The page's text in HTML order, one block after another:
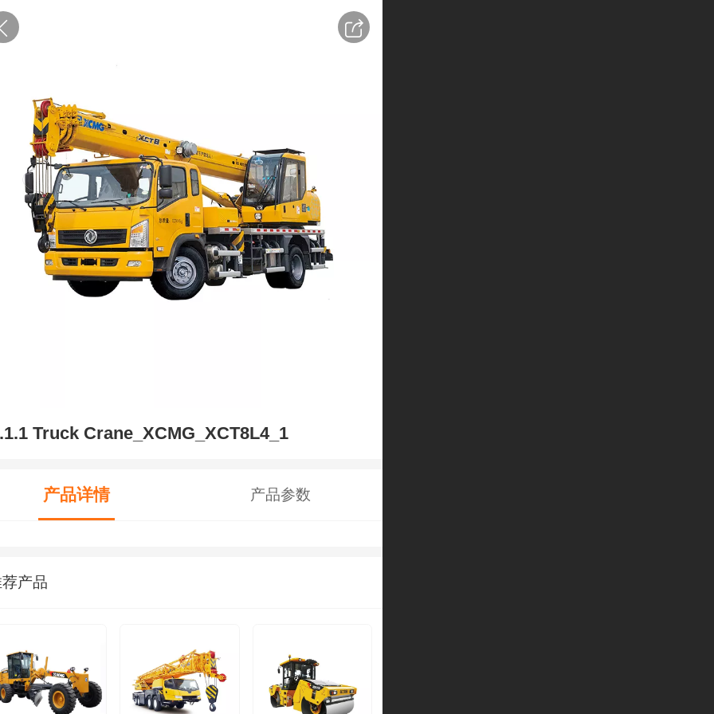
Truck Crane_XCMG_XCT8L4_1
产品详情 产品参数
产品